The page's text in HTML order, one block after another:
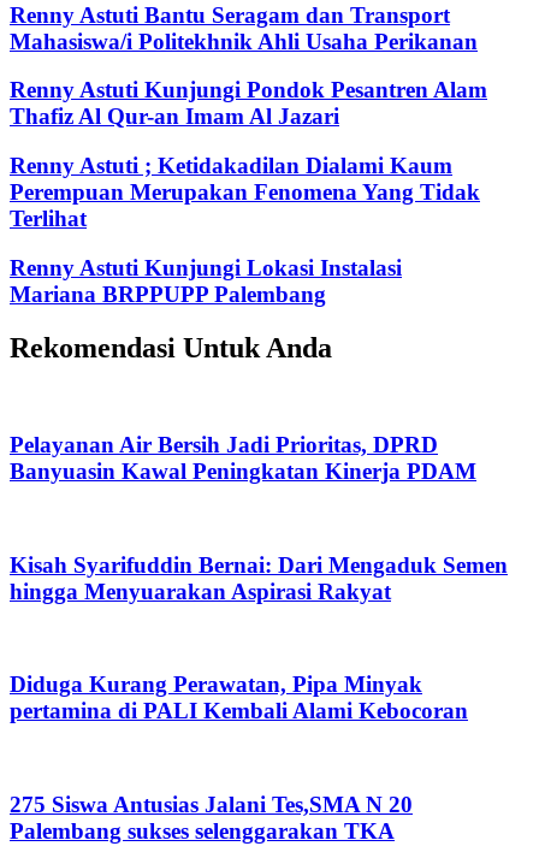
Renny Astuti Bantu Seragam dan Transport
Mahasiswa/i Politekhnik Ahli Usaha Perikanan
Renny Astuti Kunjungi Pondok Pesantren Alam
Thafiz Al Qur-an Imam Al Jazari
Renny Astuti ; Ketidakadilan Dialami Kaum
Perempuan Merupakan Fenomena Yang Tidak
Terlihat
Renny Astuti Kunjungi Lokasi Instalasi
Mariana BRPPUPP Palembang
Rekomendasi Untuk Anda
Pelayanan Air Bersih Jadi Prioritas, DPRD
Banyuasin Kawal Peningkatan Kinerja PDAM
Kisah Syarifuddin Bernai: Dari Mengaduk Semen
hingga Menyuarakan Aspirasi Rakyat
Diduga Kurang Perawatan, Pipa Minyak
pertamina di PALI Kembali Alami Kebocoran
275 Siswa Antusias Jalani Tes,SMA N 20
Palembang sukses selenggarakan TKA